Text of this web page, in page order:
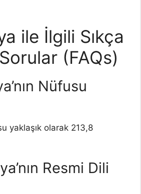
ile İlgili Sıkça
(FAQs)
Nüfusu
yaklaşık olarak 213,8
Resmi Dili